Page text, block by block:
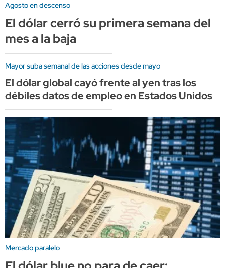
Agosto en descenso
El dólar cerró su primera semana del
mes a la baja
Mayor suba semanal de las acciones desde mayo
El dólar global cayó frente al yen tras los
débiles datos de empleo en Estados Unidos
Mercado paralelo